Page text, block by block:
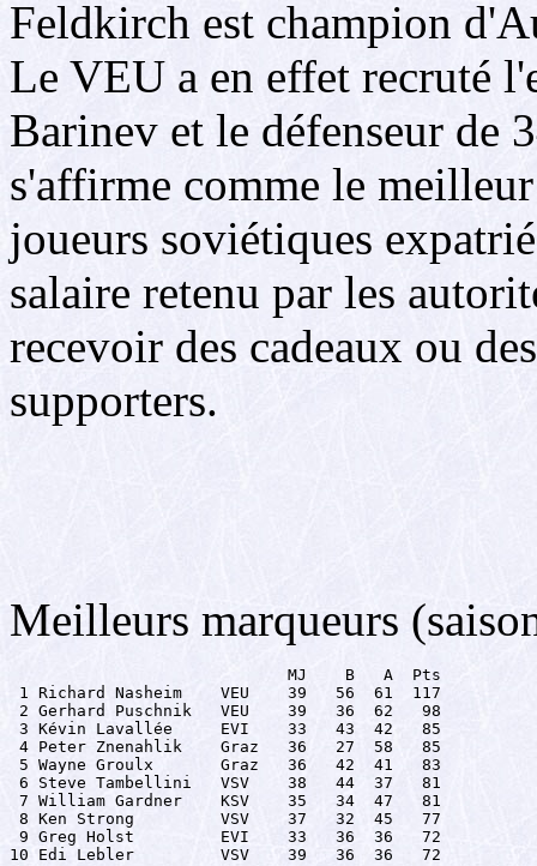
Feldkirch est champion
Le VEU a en effet recruté
Barinev et le défenseur de
s'affirme comme le
joueurs soviétiques
salaire retenu par les
recevoir des cadeaux ou
supporters.
Meilleurs marqueurs
                             MJ    B   A  Pts
1 Richard Nasheim    VEU    39   56  61  117
2 Gerhard Puschnik   VEU    39   36  62   98
3 Kévin Lavallée     EVI    33   43  42   85
4 Peter Znenahlik    Graz   36   27  58   85
5 Wayne Groulx       Graz   36   42  41   83
6 Steve Tambellini   VSV    38   44  37   81
7 William Gardner    KSV    35   34  47   81
8 Ken Strong         VSV    37   32  45   77
9 Greg Holst         EVI    33   36  36   72
10 Edi Lebler         VSV    39   36  36   72